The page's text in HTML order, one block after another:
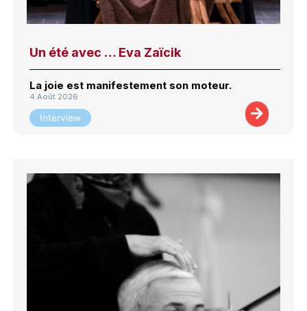
Un été avec … Eva Zaïcik
La joie est manifestement son moteur.
4 Août 2026
Interview